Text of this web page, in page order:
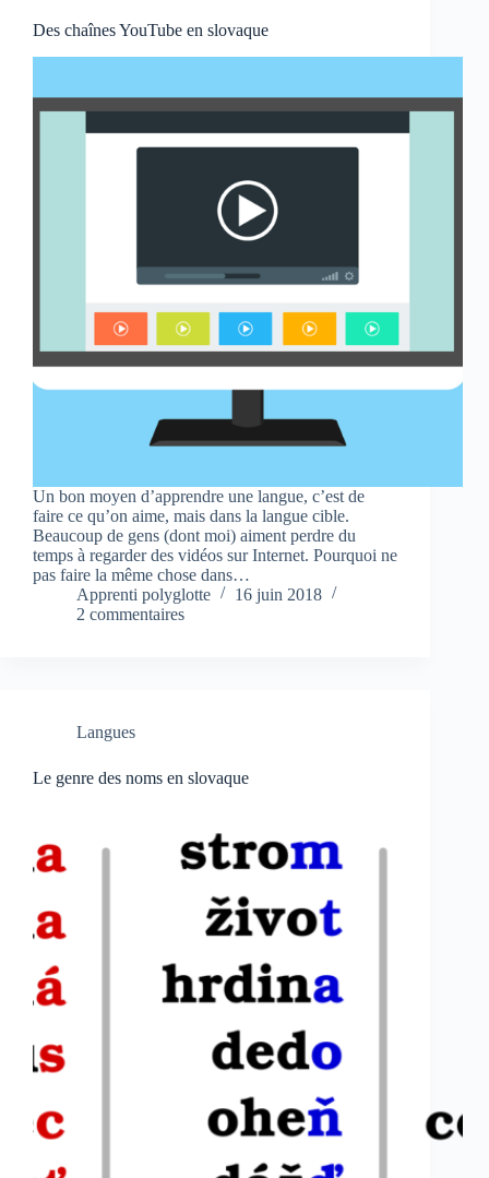
Des chaînes YouTube en slovaque
Un bon moyen d’apprendre une langue, c’est de
faire ce qu’on aime, mais dans la langue cible.
Beaucoup de gens (dont moi) aiment perdre du
temps à regarder des vidéos sur Internet. Pourquoi ne
pas faire la même chose dans…
Apprenti polyglotte
16 juin 2018
2 commentaires
Langues
Le genre des noms en slovaque